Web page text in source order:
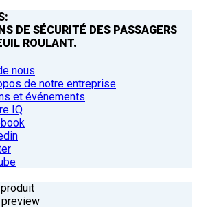
DE SÉCURITÉ DES PASSAGERS
ROULANT.
nous
de notre entreprise
et événements
IQ